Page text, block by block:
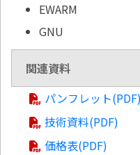
EWARM
GNU
関連資料
パンフレット(PDF)
技術資料(PDF)
価格表(PDF)